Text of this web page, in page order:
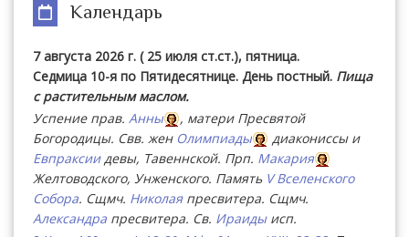
Календарь
7 августа 2026 г. ( 25 июля ст.ст.), пятница.
Седмица 10-я по Пятидесятнице. День постный. Пища
с растительным маслом.
Успение прав. Анны
, матери Пресвятой
Богородицы. Свв. жен Олимпиады
диакониссы и
Евпраксиидевы, Тавеннской. Прп. Макария
Желтоводского, Унженского. Память V Вселенского
Собора. Сщмч. Николаяпресвитера. Сщмч.
Александра пресвитера. Св. Ираидыисп.